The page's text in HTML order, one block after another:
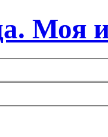
Моя